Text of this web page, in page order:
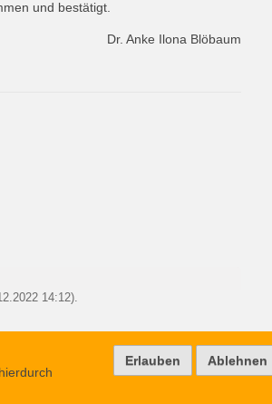
und bestätigt.
Dr. Anke Ilona Blöbaum
14:12).